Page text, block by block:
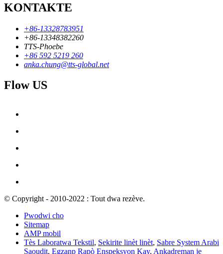
KONTAKTE
+86-13328783951
+86-13348382260
TTS-Phoebe
+86 592 5219 260
anka.chung@tts-global.net
Flow US
© Copyright - 2010-2022 : Tout dwa rezève.
Pwodwi cho
Sitemap
AMP mobil
Tès Laboratwa Tekstil, Sekirite linèt linèt, Sabre System Arabi
Saoudit, Egzanp Rapò Enspeksyon Kay, Ankadreman je